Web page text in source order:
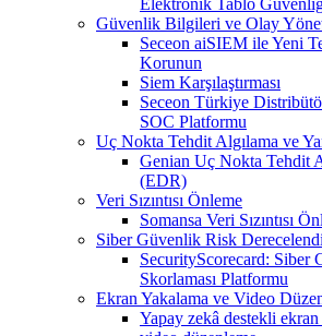
Elektronik Tablo
Güvenlik Bilgileri ve Olay
Seceon aiSIEM ile Yeni
Korunun
Siem Karşılaştırması
Seceon Türkiye
SOC Platformu
Uç Nokta Tehdit Algılama ve
Genian Uç Nokta Tehdit
(EDR)
Veri Sızıntısı Önleme
Somansa Veri Sızıntısı
Siber Güvenlik Risk
SecurityScorecard: Siber
Skorlaması Platformu
Ekran Yakalama ve Video
Yapay zekâ destekli ekran